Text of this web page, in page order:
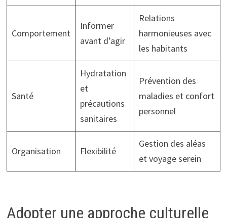
Comportement
Informer
avant d’agir
Relations
harmonieuses avec
les habitants
Santé
Hydratation
et
précautions
sanitaires
Prévention des
maladies et confort
personnel
Organisation Flexibilité
Gestion des aléas
et voyage serein
Adopter une approche culturelle